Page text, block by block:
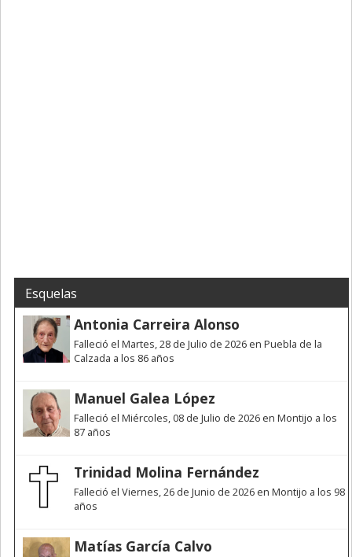
Esquelas
Antonia Carreira Alonso
Falleció el Martes, 28 de Julio de 2026 en Puebla de la
Calzada a los 86 años
Manuel Galea López
Falleció el Miércoles, 08 de Julio de 2026 en Montijo a los
87 años
Trinidad Molina Fernández
Falleció el Viernes, 26 de Junio de 2026 en Montijo a los 98
años
Matías García Calvo